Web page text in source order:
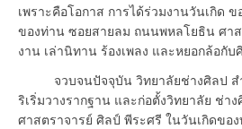
เพราะคือโอกาส การได้ร่วมงานวันเกิด
ของท่าน ซอยสายลม ถนนพหลโยธิน ศา
งาน เล่านิทาน ร้องเพลง และหยอกล้อกั
จวบจนปัจจุบัน วิทยาลัยช่างศิลป ส
ริเริ่มวางรากฐาน และก่อตั้งวิทยาลัย ช่า
ศาสตราจารย์ ศิลป์ พีระศรี ในวันเกิดขอ